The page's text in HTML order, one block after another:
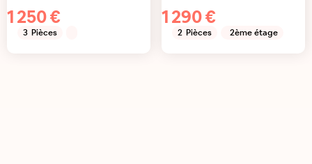
1 250 €
3 Pièces
1 290 €
2 Pièces 2ème étage